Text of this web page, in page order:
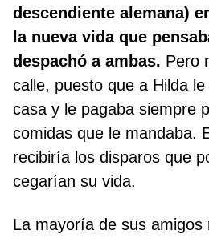
descendiente alemana)
la nueva vida que
despachó a ambas. Pero
calle, puesto que a Hilda
casa y le pagaba siempre
comidas que le mandaba.
recibiría los disparos que
cegarían su vida.
La mayoría de sus amigos